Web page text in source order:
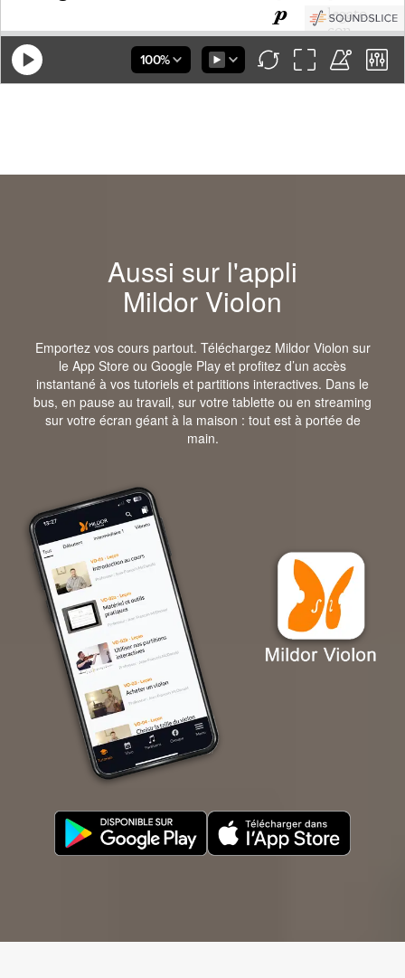
Aussi sur l'appli
Mildor Violon
Emportez vos cours partout. Téléchargez Mildor Violon sur
le App Store ou Google Play et profitez d’un accès
instantané à vos tutoriels et partitions interactives. Dans le
bus, en pause au travail, sur votre tablette ou en streaming
sur votre écran géant à la maison : tout est à portée de
main.